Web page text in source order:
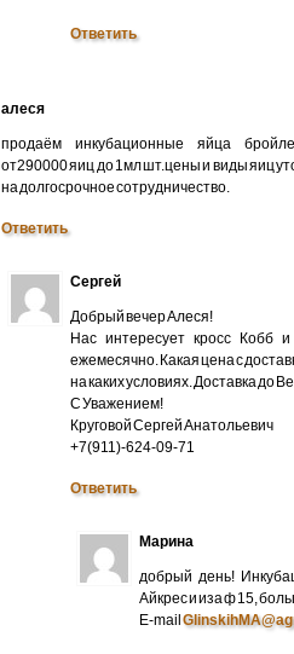
Ответить
алеся
продаём инкубационные яйца
от290000 яиц до 1мл шт.цены и виды яиц
на долгосрочное сотрудничество.
Ответить
Сергей
Добрый вечер Алеся!
Нас интересует кросс Кобб
ежемесячно. Какая цена с
на каких условиях. Доставка до
С Уважением!
Круговой Сергей Анатольевич
+7(911)-624-09-71
Ответить
Марина
добрый день!
Айкрес и иза ф 15,
E-mail